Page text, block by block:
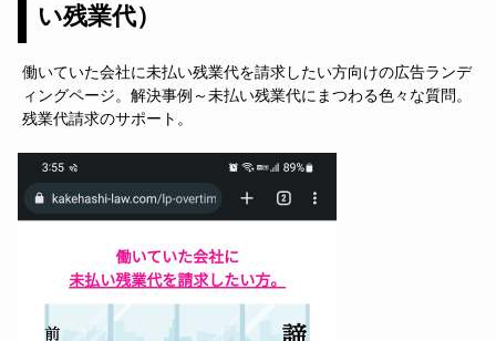
い残業代）
働いていた会社に未払い残業代を請求したい方向けの広告ランデ
ィングページ。解決事例～未払い残業代にまつわる色々な質問。
残業代請求のサポート。